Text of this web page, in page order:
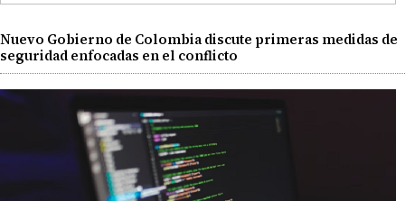
Nuevo Gobierno de Colombia discute primeras medidas de
seguridad enfocadas en el conflicto